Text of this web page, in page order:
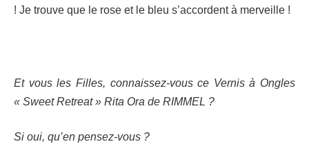
! Je trouve que le rose et le bleu s’accordent à merveille !
Et vous les Filles, connaissez-vous ce Vernis à Ongles
« Sweet Retreat » Rita Ora de RIMMEL ?
Si oui, qu’en pensez-vous ?